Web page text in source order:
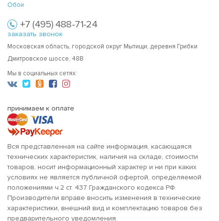
Обои
+7 (495) 488-71-24
заказать звонок
Московская область, городской округ Мытищи, деревня Грибки
Дмитровское шоссе, 48В
Мы в социальных сетях:
принимаем к оплате
Вся представленная на сайте информация, касающаяся
технических характеристик, наличия на складе, стоимости
товаров, носит информационный характер и ни при каких
условиях не является публичной офертой, определяемой
положениями ч.2 ст. 437 Гражданского кодекса РФ.
Производители вправе вносить изменения в технические
характеристики, внешний вид и комплектацию товаров без
предварительного уведомления.